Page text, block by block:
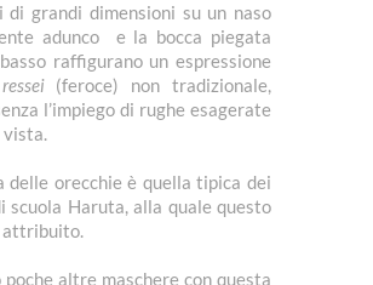
di grandi dimensioni su un naso
adunco e la bocca piegata
raffigurano un espressione
ressei(feroce) non tradizionale,
l’impiego di rughe esagerate
vista.
delle orecchie è quella tipica dei
scuola Haruta, alla quale questo
attribuito.
poche altre maschere con questa